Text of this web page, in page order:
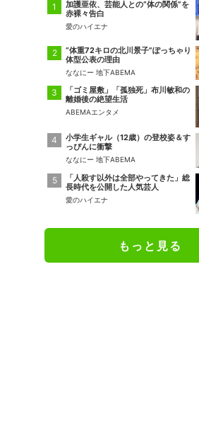
加護亜依、芸能人との“体の関係”を
赤裸々告白
愛のハイエナ
“体重72キロの北川景子”ぽっちゃり
体型公表の理由
ななにー 地下ABEMA
「ゴミ屋敷」「孤独死」布川敏和の
離婚後の絶望生活
ABEMAエンタメ
小学生ギャル（12歳）の登校姿＆す
っぴんに衝撃
ななにー 地下ABEMA
「人殺す以外は全部やってきた」総
長時代を公開した人気芸人
愛のハイエナ
もっと見る